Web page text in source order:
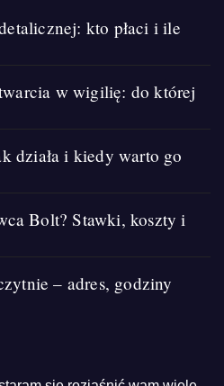
kto płaci i ile
w wigilię: do której
działa i kiedy warto go
Bolt? Stawki, koszty i
– adres, godziny